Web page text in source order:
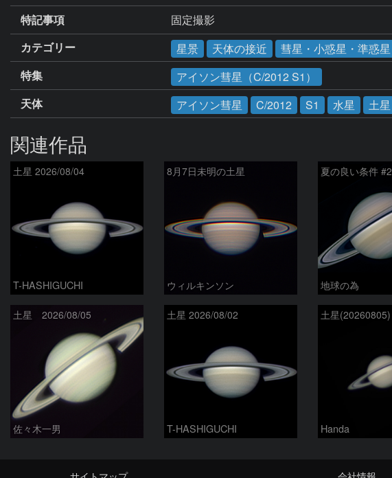
特記事項
固定撮影
カテゴリー
星景 天体の接近
彗星・小惑星・準惑星
特集
アイソン彗星（C/2012 S1）
天体
アイソン彗星 C/2012 S1 水星 土星
関連作品
土星 2026/08/04
T-HASHIGUCHI
8月7日未明の土星
ウィルキンソン
夏の良い条件 #2
地球の為
土星 2026/08/05
佐々木一男
土星 2026/08/02
T-HASHIGUCHI
土星(20260805)
Handa